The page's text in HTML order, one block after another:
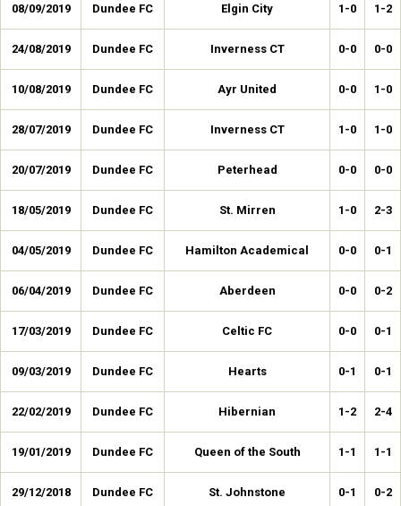
08/09/2019 Dundee FC Elgin City 1-0 1-2
24/08/2019 Dundee FC Inverness CT 0-0 0-0
10/08/2019 Dundee FC Ayr United 0-0 1-0
28/07/2019 Dundee FC Inverness CT 1-0 1-0
20/07/2019 Dundee FC Peterhead 0-0 0-0
18/05/2019 Dundee FC St. Mirren 1-0 2-3
04/05/2019 Dundee FC Hamilton Academical 0-0 0-1
06/04/2019 Dundee FC Aberdeen 0-0 0-2
17/03/2019 Dundee FC Celtic FC 0-0 0-1
09/03/2019 Dundee FC Hearts 0-1 0-1
22/02/2019 Dundee FC Hibernian 1-2 2-4
19/01/2019 Dundee FC Queen of the South 1-1 1-1
29/12/2018 Dundee FC St. Johnstone 0-1 0-2